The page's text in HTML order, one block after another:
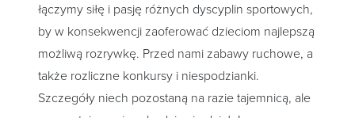
łączymy siłę i pasję różnych dyscyplin sportowych,
by w konsekwencji zaoferować dzieciom najlepszą
możliwą rozrywkę. Przed nami zabawy ruchowe, a
także rozliczne konkursy i niespodzianki.
Szczegóły niech pozostaną na razie tajemnicą, ale